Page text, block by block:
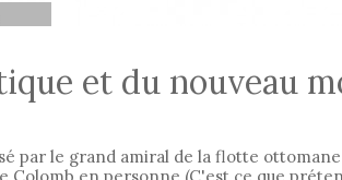
et du nouveau
par le grand amiral de la flotte